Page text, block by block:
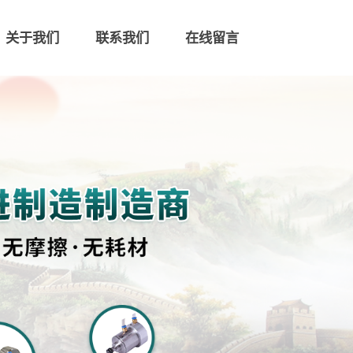
关于我们 联系我们 在线留言